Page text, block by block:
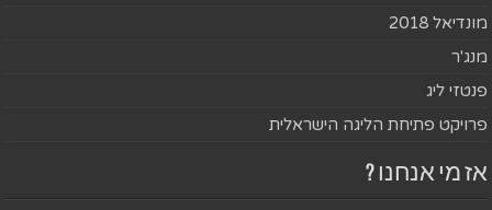
מונדיאל 2018
מנג'ר
פנטזי ליג
פרויקט פתיחת הליגה הישראלית
אז מי אנחנו ?